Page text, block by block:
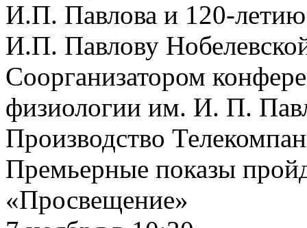
И.П. Павлова и 120-
И.П. Павлову
Соорганизатором
физиологии им. И. П.
Производство
Премьерные показы
«Просвещение»